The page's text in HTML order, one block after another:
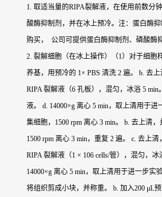
1. 取适当量的RIPA裂解液，在使用前数分
酸酶抑制剂，并在冰上预冷。注：蛋白酶
购买， 公司可提供蛋白酶抑制剂、磷酸酶
2. 裂解细胞（在冰上操作）（1）对于细胞
养基，用预冷的 1× PBS 清洗 2 遍。 b. 去
RIPA 裂解液（6 孔板），混匀，冰浴 5
液。 d. 14000×g 离心 5 min，取上清用于
集细胞，1500 rpm 离心 3 min。 b. 去上清，
1500 rpm 离心 3 min，重复 2 遍。 c. 去上
RIPA 裂解液（1 × 106 cells/管），混匀，冰
14000×g 离心 5 min，取上清用于进一步实
将组织剪成小块，并称重。 b. 加入200 μL